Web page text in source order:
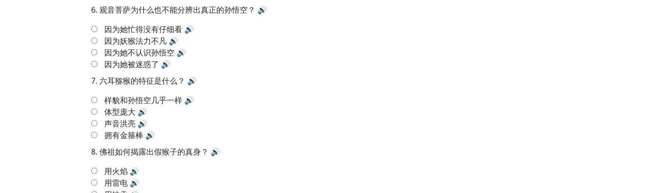
6. 观音菩萨为什么也不能分辨出真正的孙悟空？ 🔊
因为她忙得没有仔细看 🔊
因为妖猴法力不凡 🔊
因为她不认识孙悟空 🔊
因为她被迷惑了 🔊
7. 六耳猕猴的特征是什么？ 🔊
样貌和孙悟空几乎一样 🔊
体型庞大 🔊
声音洪亮 🔊
拥有金箍棒 🔊
8. 佛祖如何揭露出假猴子的真身？ 🔊
用火焰 🔊
用雷电 🔊